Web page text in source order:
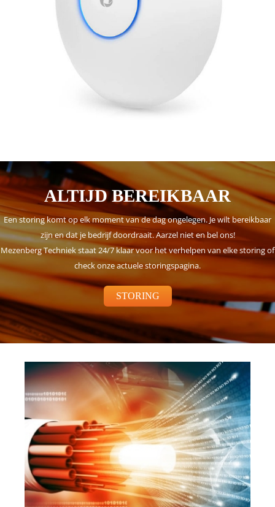
ALTIJD BEREIKBAAR
Een storing komt op elk moment van de dag ongelegen. Je wilt bereikbaar
zijn en dat je bedrijf doordraait. Aarzel niet en bel ons!
Mezenberg Techniek staat 24/7 klaar voor het verhelpen van elke storing of
check onze actuele storingspagina.
STORING